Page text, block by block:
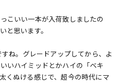
こいい一本が入荷致しましたの
と思います。
ね。グレードアップしてから、よ
いハイミッドとかハイの「ベキ
くぬける感じで、超今の時代にマ